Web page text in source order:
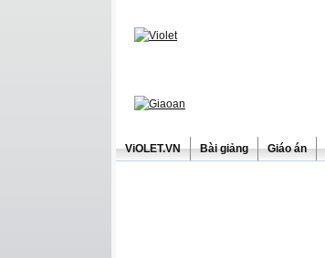
ViOLET.VN Bài giảng Giáo án